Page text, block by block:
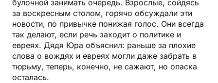
булочной занимать очередь. Взрослые, сойдясь
за воскресным столом, горячо обсуждали эти
новости, по привычке понижая голос. Они всегда
так делают, если речь заходит о политике и
евреях. Дядя Юра объяснил: раньше за плохие
слова о вождях и евреях могли даже забрать в
тюрьму, теперь, конечно, не сажают, но опаска
осталась.